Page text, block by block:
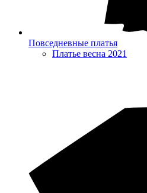
Повседневные платья
Платье весна 2021